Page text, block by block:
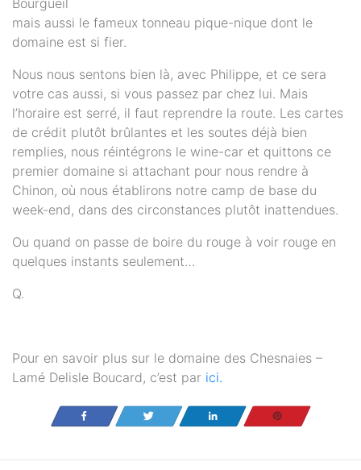
mais aussi le fameux tonneau pique-nique dont le
domaine est si fier.
Nous nous sentons bien là, avec Philippe, et ce sera
votre cas aussi, si vous passez par chez lui. Mais
l’horaire est serré, il faut reprendre la route. Les cartes
de crédit plutôt brûlantes et les soutes déjà bien
remplies, nous réintégrons le wine-car et quittons ce
premier domaine si attachant pour nous rendre à
Chinon, où nous établirons notre camp de base du
week-end, dans des circonstances plutôt inattendues.
Ou quand on passe de boire du rouge à voir rouge en
quelques instants seulement…
Q.
Pour en savoir plus sur le domaine des Chesnaies –
Lamé Delisle Boucard, c’est par ici.
Partagez Tweetez Partagez Enregistrer